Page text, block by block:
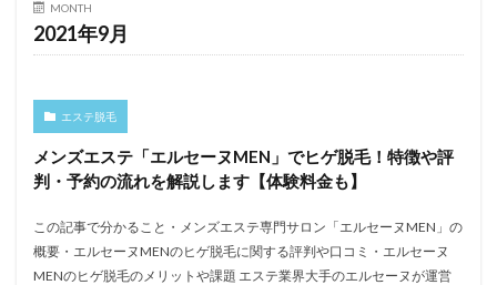
MONTH
2021年9月
エステ脱毛
メンズエステ「エルセーヌMEN」でヒゲ脱毛！特徴や評
判・予約の流れを解説します【体験料金も】
この記事で分かること・メンズエステ専門サロン「エルセーヌMEN」の
概要・エルセーヌMENのヒゲ脱毛に関する評判や口コミ・エルセーヌ
MENのヒゲ脱毛のメリットや課題 エステ業界大手のエルセーヌが運営